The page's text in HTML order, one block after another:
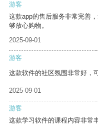
游客
这款app的售后服务非常完善
够放心购物。
2025-09-01
游客
这款软件的社区氛围非常好，
2025-09-01
游客
这款学习软件的课程内容非常